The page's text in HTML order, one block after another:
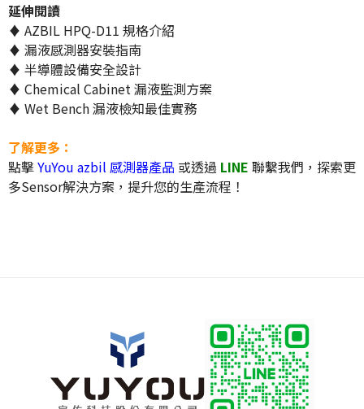
延伸閱讀
♦ AZBIL HPQ-D11 規格介紹
♦ 漏液感測器安裝指南
♦ 半導體設備安全設計
♦ Chemical Cabinet 漏液監測方案
♦ Wet Bench 漏液檢知最佳實務
了解更多：
點擊YuYou azbil 感測器產品 或透過 LINE 聯繫我們，探索更
多Sensor解決方案，提升您的生產流程！